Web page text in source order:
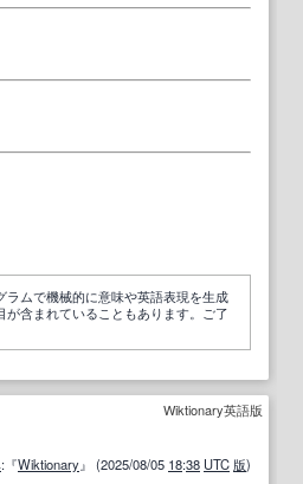
ラムで機械的に意味や英語表現を生成
が含まれていることもあります。ご了
Wiktionary英語版
:『Wiktionary』 (2025/08/05 18:38 UTC 版)